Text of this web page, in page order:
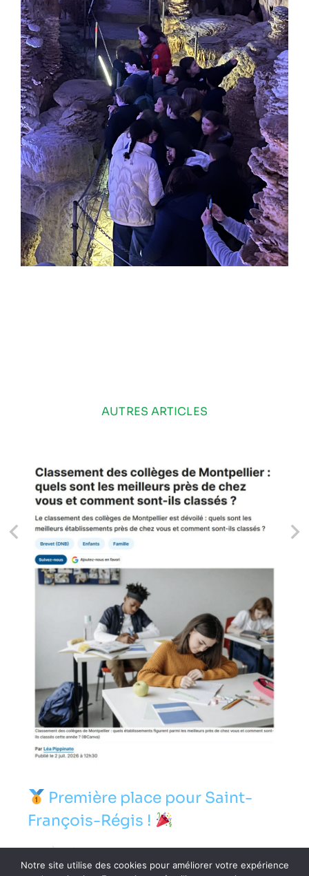
AUTRES ARTICLES
Première place pour Saint-
François-Régis !
COLLÈGE 21 JUILLET 2026
Notre site utilise des cookies pour améliorer votre expérience